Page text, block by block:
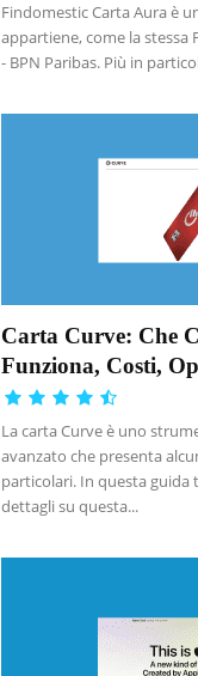
Findomestic Carta Aura è
appartiene, come la stessa
- BPN Paribas. Più in
Carta Curve: Che
Funziona, Costi,
La carta Curve è uno
avanzato che presenta
particolari. In questa
dettagli su questa...